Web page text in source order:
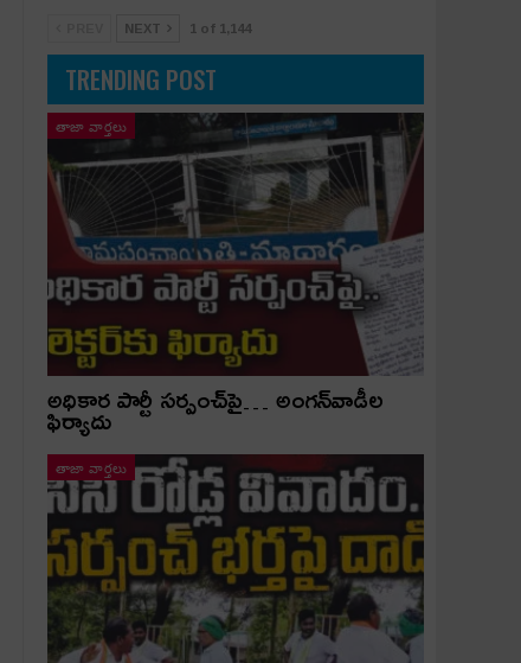
NEXT 1 of 1,144
TRENDING POST
తాజా వార్తలు
అధికార పార్టీ స‌ర్పంచ్‌పై… అంగ‌న్‌వాడీల
ఫిర్యాదు
తాజా వార్తలు